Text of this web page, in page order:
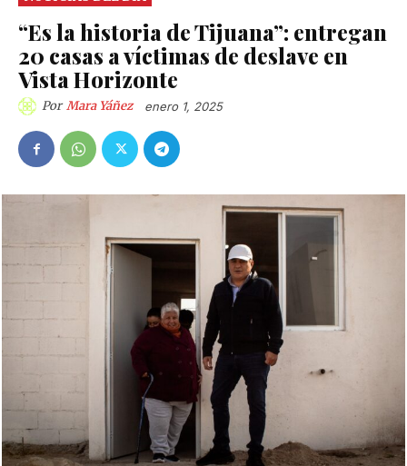
“Es la historia de Tijuana”: entregan
20 casas a víctimas de deslave en
Vista Horizonte
Por Mara Yáñez enero 1, 2025